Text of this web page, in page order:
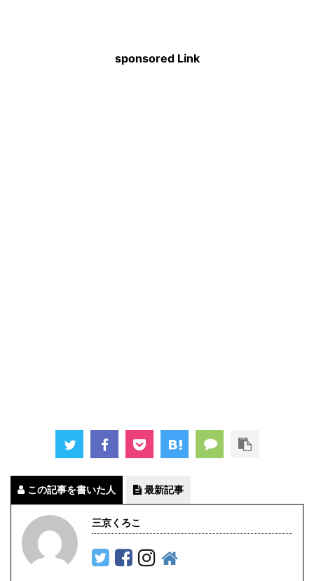
sponsored Link
この記事を書いた人 最新記事
三京くろこ